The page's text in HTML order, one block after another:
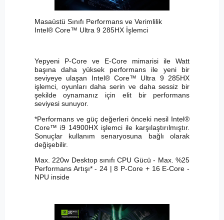
Masaüstü Sınıfı Performans ve Verimlilik
Intel® Core™ Ultra 9 285HX İşlemci
Yepyeni P-Core ve E-Core mimarisi ile Watt
başına daha yüksek performans ile yeni bir
seviyeye ulaşan Intel® Core™ Ultra 9 285HX
işlemci, oyunları daha serin ve daha sessiz bir
şekilde oynamanız için elit bir performans
seviyesi sunuyor.
*Performans ve güç değerleri önceki nesil Intel®
Core™ i9 14900HX işlemci ile karşılaştırılmıştır.
Sonuçlar kullanım senaryosuna bağlı olarak
değişebilir.
Max. 220w Desktop sınıfı CPU Gücü - Max. %25
Performans Artışı* - 24 | 8 P-Core + 16 E-Core -
NPU inside